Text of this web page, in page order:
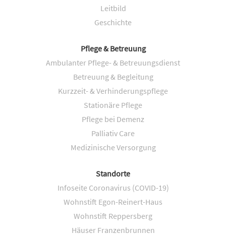
Leitbild
Geschichte
Pflege & Betreuung
Ambulanter Pflege- & Betreuungsdienst
Betreuung & Begleitung
Kurzzeit- & Verhinderungspflege
Stationäre Pflege
Pflege bei Demenz
Palliativ Care
Medizinische Versorgung
Standorte
Infoseite Coronavirus (COVID-19)
Wohnstift Egon-Reinert-Haus
Wohnstift Reppersberg
Häuser Franzenbrunnen